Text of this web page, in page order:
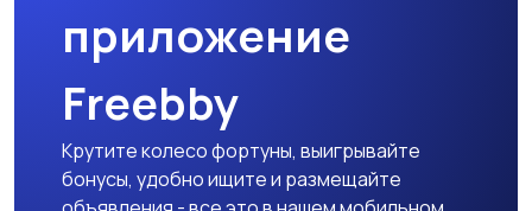
приложение
Freebby
Крутите колесо фортуны, выигрывайте
бонусы, удобно ищите и размещайте